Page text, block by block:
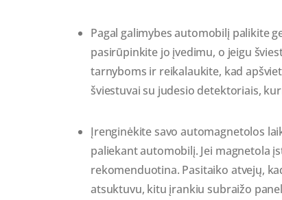
Pagal galimybes automobilį palikite
pasirūpinkite jo įvedimu, o jeigu
tarnyboms ir reikalaukite, kad
šviestuvai su judesio detektoriais,
Įrenginėkite savo automagnetolos
paliekant automobilį. Jei magnetola
rekomenduotina. Pasitaiko atvejų,
atsuktuvu, kitu įrankiu subraižo